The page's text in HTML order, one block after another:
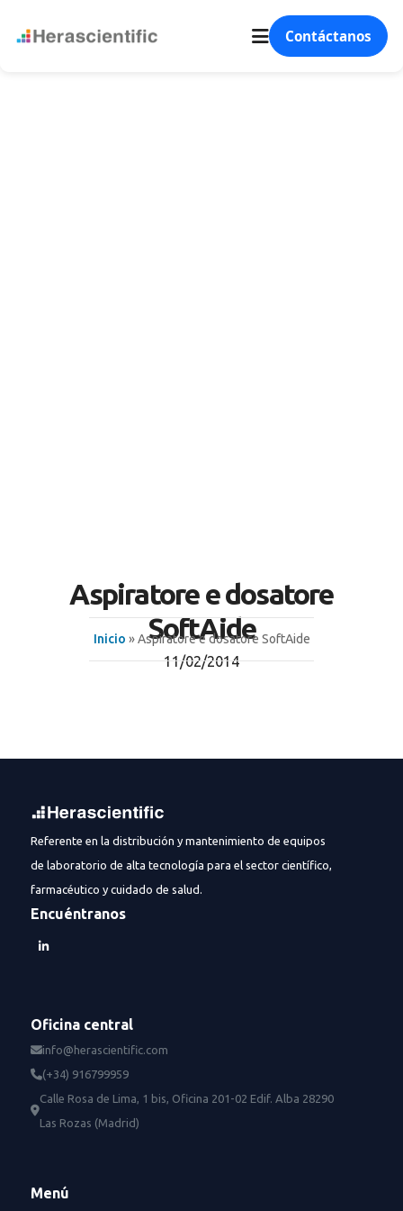
Contáctanos
Aspiratore e dosatore
SoftAide
11/02/2014
Inicio » Aspiratore e dosatore SoftAide
Referente en la distribución y mantenimiento de equipos
de laboratorio de alta tecnología para el sector científico,
farmacéutico y cuidado de salud.
Encuéntranos
Oficina central
info@herascientific.com
(+34) 916799959
Calle Rosa de Lima, 1 bis, Oficina 201-02 Edif. Alba 28290
Las Rozas (Madrid)
Menú